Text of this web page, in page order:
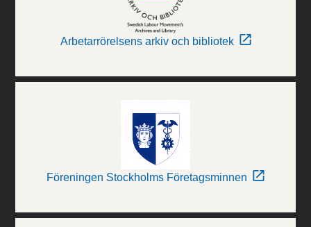
Arbetarrörelsens arkiv och bibliotek
Föreningen Stockholms Företagsminnen